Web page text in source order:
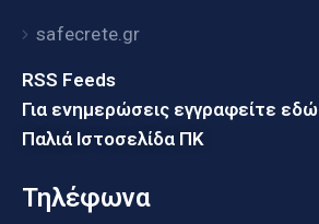
safecrete.gr
RSS Feeds
Για ενημερώσεις εγγραφείτε εδώ
Παλιά Ιστοσελίδα ΠΚ
Τηλέφωνα